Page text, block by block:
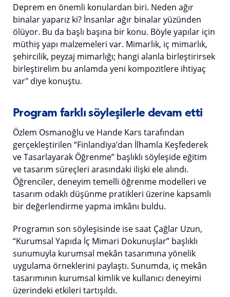
Deprem en önemli konulardan biri. Neden ağır
binalar yaparız ki? İnsanlar ağır binalar yüzünden
ölüyor. Bu da başlı başına bir konu. Böyle yapılar için
müthiş yapı malzemeleri var. Mimarlık, iç mimarlık,
şehircilik, peyzaj mimarlığı; hangi alanla birleştirirsek
birleştirelim bu anlamda yeni kompozitlere ihtiyaç
var" diye konuştu.
Program farklı söyleşilerle devam etti
Özlem Osmanoğlu ve Hande Kars tarafından
gerçekleştirilen “Finlandiya’dan İlhamla Keşfederek
ve Tasarlayarak Öğrenme” başlıklı söyleşide eğitim
ve tasarım süreçleri arasındaki ilişki ele alındı.
Öğrenciler, deneyim temelli öğrenme modelleri ve
tasarım odaklı düşünme pratikleri üzerine kapsamlı
bir değerlendirme yapma imkânı buldu.
Programın son söyleşisinde ise saat Çağlar Uzun,
“Kurumsal Yapıda İç Mimari Dokunuşlar” başlıklı
sunumuyla kurumsal mekân tasarımına yönelik
uygulama örneklerini paylaştı. Sunumda, iç mekân
tasarımının kurumsal kimlik ve kullanıcı deneyimi
üzerindeki etkileri tartışıldı.